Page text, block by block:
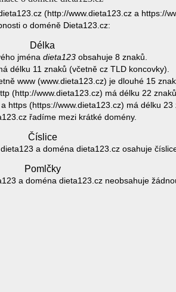
(http://www.dieta123.cz a https://
o doméně Dieta123.cz:
Délka
jména dieta123 obsahuje 8 znaků.
délku 11 znaků (včetně cz TLD koncovky).
www (www.dieta123.cz) je dlouhé 15
(http://www.dieta123.cz) má délku 22 znaků.
https (https://www.dieta123.cz) má délku 23
řadíme mezi krátké domény.
Číslice
a doména dieta123.cz osahuje
Pomlčky
a doména dieta123.cz neobsahuje